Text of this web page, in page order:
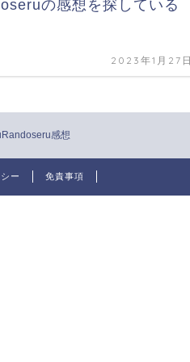
の感想を探している
2023年1月27
感想
ー 免責事項